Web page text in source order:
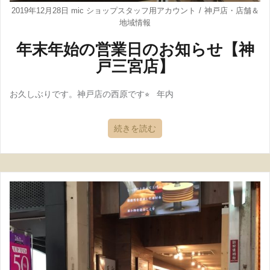
2019年12月28日 mic ショップスタッフ用アカウント 神戸店・ 店舗＆
地域情報
年末年始の営業日のお知らせ【神
戸三宮店】
お久しぶりです。神戸店の西原です⭐︎ 年内
続きを読む